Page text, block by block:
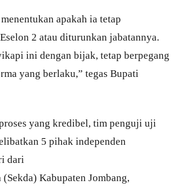
apakah ia tetap
2 atau diturunkan jabatannya.
ini dengan bijak, tetap berpegang
yang berlaku,” tegas Bupati
yang kredibel, tim penguji uji
5 pihak independen
dari
(Sekda) Kabupaten Jombang,